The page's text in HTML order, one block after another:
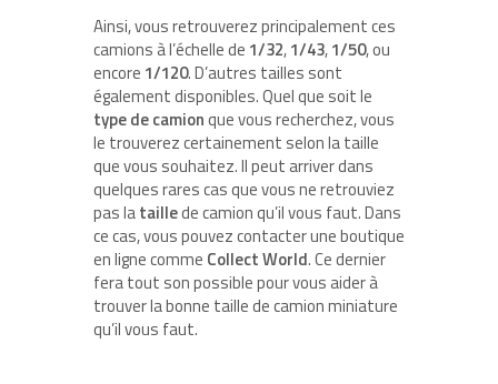
Ainsi, vous retrouverez principalement ces
camions à l’échelle de 1/32,1/43,1/50, ou
encore 1/120. D’autres tailles sont
également disponibles. Quel que soit le
type de camionque vous recherchez, vous
le trouverez certainement selon la taille
que vous souhaitez. Il peut arriver dans
quelques rares cas que vous ne retrouviez
pas lataillede camion qu’il vous faut. Dans
ce cas, vous pouvez contacter une boutique
en ligne comme Collect World. Ce dernier
fera tout son possible pour vous aider à
trouver la bonne taille de camion miniature
qu’il vous faut.